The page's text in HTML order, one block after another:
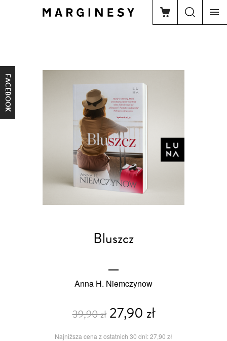
FACEBOOK
Bluszcz
Anna H. Niemczynow
39,90 zł27,90 zł
Najniższa cena z ostatnich 30 dni: 27,90 zł